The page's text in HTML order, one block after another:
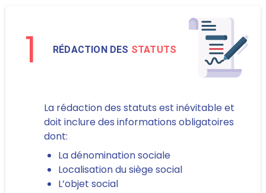
1 RÉDACTION DES STATUTS
La rédaction des statuts est inévitable et
doit inclure des informations obligatoires
dont:
La dénomination sociale
Localisation du siège social
L’objet social